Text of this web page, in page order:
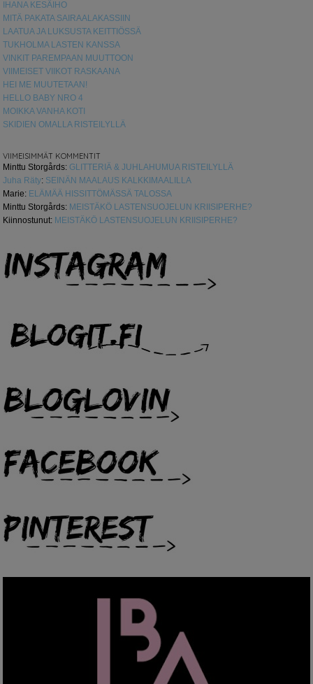
IHANA KESÄIHO
MITÄ PAKATA SAIRAALAKASSIIN
LAATUA JA LUKSUSTA KEITTIÖSSÄ
TUKHOLMA LASTEN KANSSA
VINKIT PAREMPAAN MUUTTOON
VIIMEISET VIIKOT RASKAANA
HEI ME MUUTETAAN!
HELLO BABY NRO 4
MOIKKA VANHA KOTI
SKIDIEN OMALLA RISTEILYLLÄ
VIIMEISIMMÄT KOMMENTIT
Minttu Storgårds: GLITTERIÄ & JUHLAHUMUA RISTEILYLLÄ
Juha Räty: SEINÄN MAALAUS KALKKIMAALILLA
Marie: ELÄMÄÄ HISSITTÖMÄSSÄ TALOSSA
Minttu Storgårds: MEISTÄKÖ LASTENSUOJELUN KRIISIPERHE?
Kiinnostunut: MEISTÄKÖ LASTENSUOJELUN KRIISIPERHE?